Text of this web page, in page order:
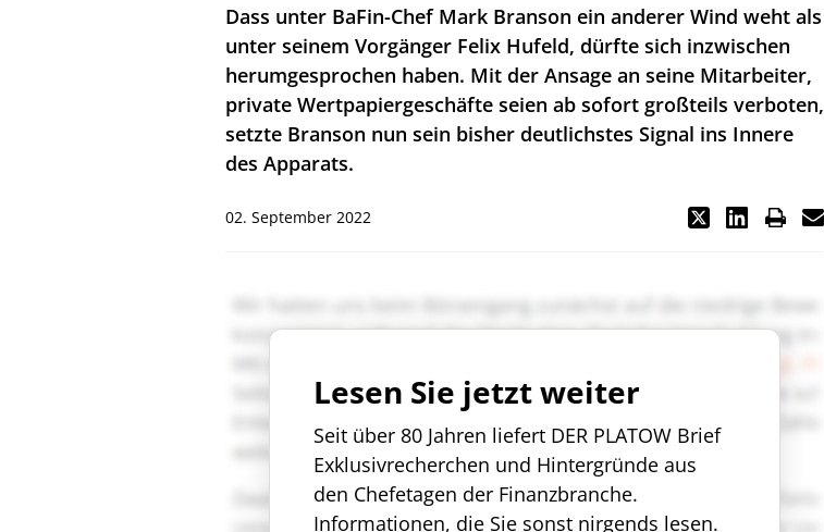
Dass unter BaFin-Chef Mark Branson ein anderer Wind weht als
unter seinem Vorgänger Felix Hufeld, dürfte sich inzwischen
herumgesprochen haben. Mit der Ansage an seine Mitarbeiter,
private Wertpapiergeschäfte seien ab sofort großteils verboten,
setzte Branson nun sein bisher deutlichstes Signal ins Innere
des Apparats.
02. September 2022
Lesen Sie jetzt weiter
Seit über 80 Jahren liefert DER PLATOW Brief
Exklusivrecherchen und Hintergründe aus
den Chefetagen der Finanzbranche.
Informationen, die Sie sonst nirgends lesen.